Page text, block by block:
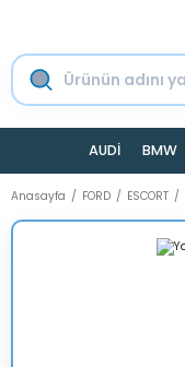
AUDİ BMW
Anasayfa FORD ESCORT